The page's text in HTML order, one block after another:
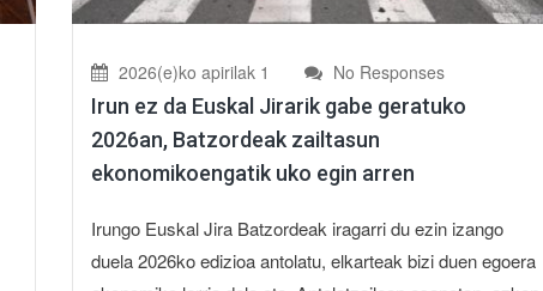
2026(e)ko apirilak 1 No Responses
Irun ez da Euskal Jirarik gabe geratuko
2026an, Batzordeak zailtasun
ekonomikoengatik uko egin arren
Irungo Euskal Jira Batzordeak iragarri du ezin izango
duela 2026ko edizioa antolatu, elkarteak bizi duen egoera